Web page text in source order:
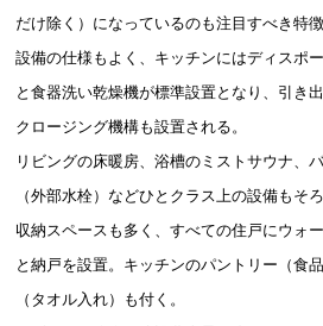
だけ除く）になっているのも注目すべき特徴
設備の仕様もよく、キッチンにはディスポ
と食器洗い乾燥機が標準設置となり、引き
クロージング機構も設置される。
リビングの床暖房、浴槽のミストサウナ、
（外部水栓）などひとクラス上の設備もそ
収納スペースも多く、すべての住戸にウォ
と納戸を設置。キッチンのパントリー（食
（タオル入れ）も付く。